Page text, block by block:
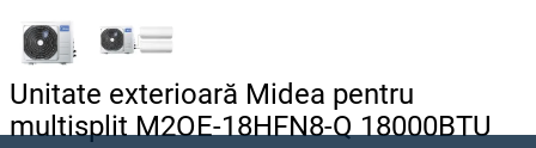
Unitate exterioară Midea pentru
multisplit M2OE-18HFN8-Q 18000BTU